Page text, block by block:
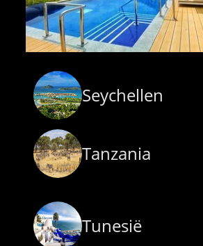
Seychellen
Tanzania
Tunesië